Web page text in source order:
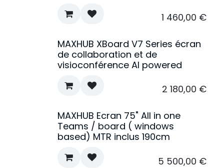
1 460,00 €
MAXHUB XBoard V7 Series écran
de collaboration et de
visioconférence AI powered
2 180,00 €
MAXHUB Ecran 75" All in one
Teams / board ( windows
based) MTR inclus 190cm
5 500,00 €